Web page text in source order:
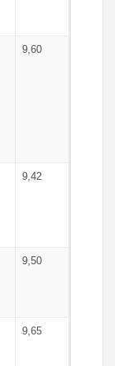
9,60
9,42
9,50
9,65